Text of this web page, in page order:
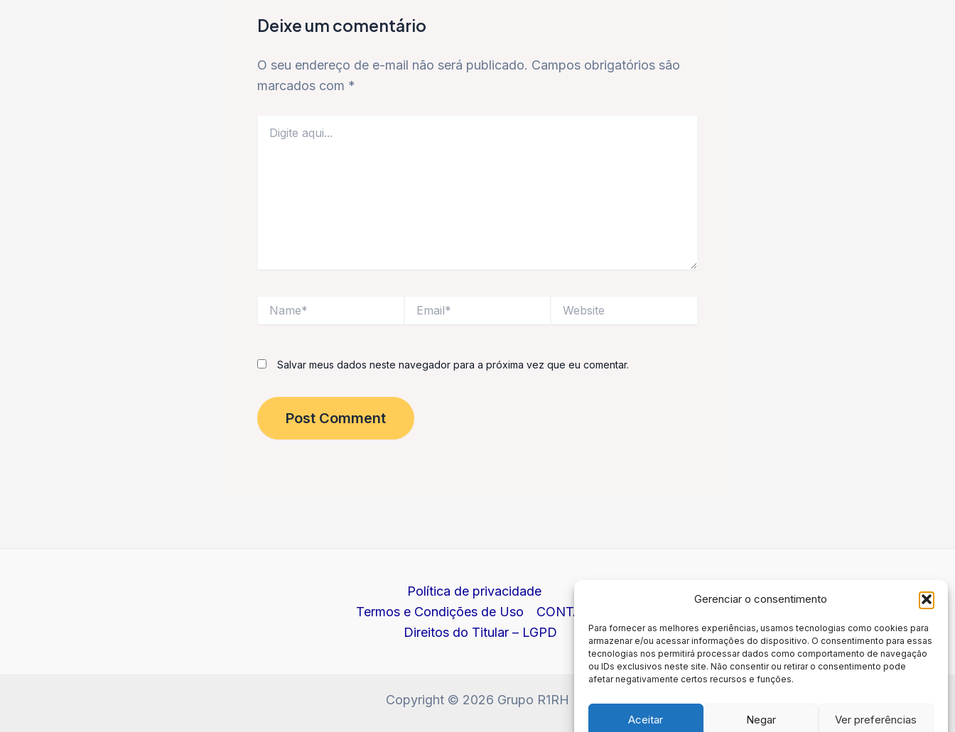
Gerenciar o consentimento
Para fornecer as melhores experiências, usamos tecnologias como cookies para
armazenar e/ou acessar informações do dispositivo. O consentimento para essas
tecnologias nos permitirá processar dados como comportamento de navegação
ou IDs exclusivos neste site. Não consentir ou retirar o consentimento pode
afetar negativamente certos recursos e funções.
Aceitar Negar Ver preferências
Deixe um comentário
O seu endereço de e-mail não será publicado. Campos obrigatórios são
marcados com *
aqui...
Salvar meus dados neste navegador para a próxima vez que eu comentar.
Política de privacidade
Termos e Condições de Uso
CONTATO
Direitos do Titular – LGPD
Copyright © 2026 Grupo R1RH